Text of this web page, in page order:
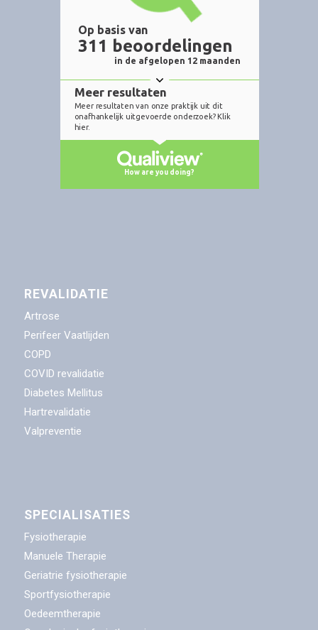
REVALIDATIE
Artrose
Perifeer Vaatlijden
COPD
COVID revalidatie
Diabetes Mellitus
Hartrevalidatie
Valpreventie
SPECIALISATIES
Fysiotherapie
Manuele Therapie
Geriatrie fysiotherapie
Sportfysiotherapie
Oedeemtherapie